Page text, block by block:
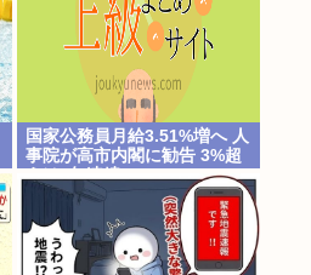
国家公務員月給3.51%増へ 人
事院が高市内閣に勧告 3%超
えは2年連続